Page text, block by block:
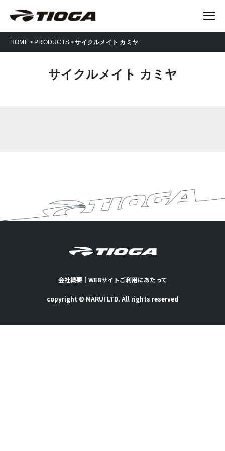
HOME PRODUCTS サイクルメイト カミヤ
サイクルメイト カミヤ
会社概要｜ WEBサイトご利用にあたって
copyright © MARUI LTD. All rights reserved